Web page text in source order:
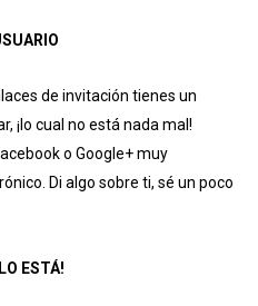
de invitación tienes un
¡lo cual no está nada mal!
o Google+ muy
Di algo sobre ti, sé un poco
ESTÁ!